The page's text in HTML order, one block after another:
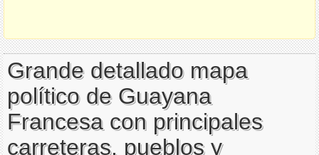
Grande detallado mapa
político de Guayana
Francesa con principales
carreteras, pueblos y